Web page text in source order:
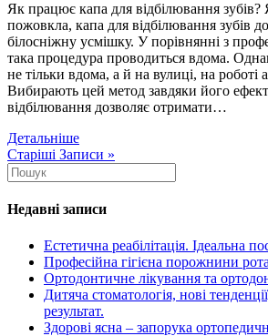
Як працює капа для відбілювання
пожовкла, капа для відбілювання зубів
білосніжну усмішку. У порівнянні з
така процедура проводиться вдома.
не тільки вдома, а й на вулиці, на роботі
Вибирають цей метод завдяки його
відбілювання дозволяє отримати…
Детальніше
Старіші Записи »
Недавні записи
Естетична реабілітація. Ідеальна
Професійна гігієна порожнини рота
Ортодонтичне лікування та
Дитяча стоматологія, нові
результат.
Здорові ясна – запорука